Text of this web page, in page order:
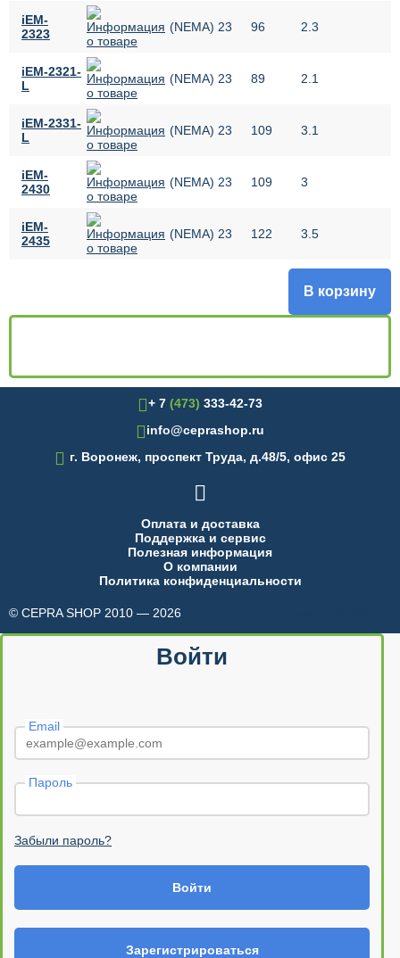
iEM-
2323
(NEMA) 23 96 2.3
iEM-2321-
L
(NEMA) 23 89 2.1
iEM-2331-
L
(NEMA) 23 109 3.1
iEM-
2430
(NEMA) 23 109 3
iEM-
2435
(NEMA) 23 122 3.5
В корзину
+ 7 (473) 333-42-73
info@ceprashop.ru
 г. Воронеж, проспект Труда, д.48/5, офис 25

Оплата и доставка
Поддержка и сервис
Полезная информация
О компании
Политика конфиденциальности
© CEPRA SHOP 2010 — 2026
Войти
Email
Пароль
Забыли пароль?
Войти
Зарегистрироваться